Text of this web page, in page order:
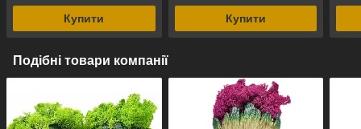
Купити Купити
Подібні товари компанії